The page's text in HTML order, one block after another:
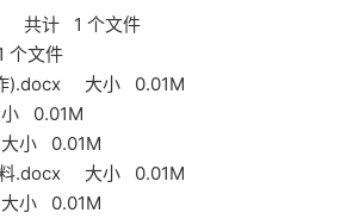
共计 1 个文件
文件
).docx 大小 0.01M
0.01M
小 0.01M
料.docx 大小 0.01M
小 0.01M